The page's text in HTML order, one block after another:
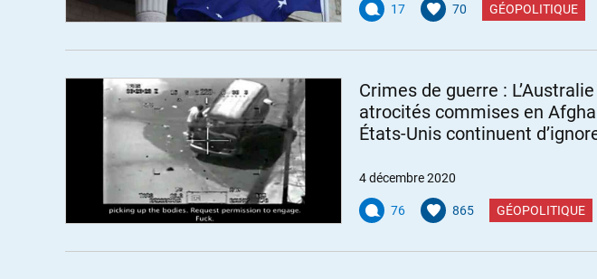
17 70 GÉOPOLITIQUE
Crimes de guerre :
atrocités commises en
États-Unis continuent
4 décembre 2020
76 865 GÉOPOLITIQUE